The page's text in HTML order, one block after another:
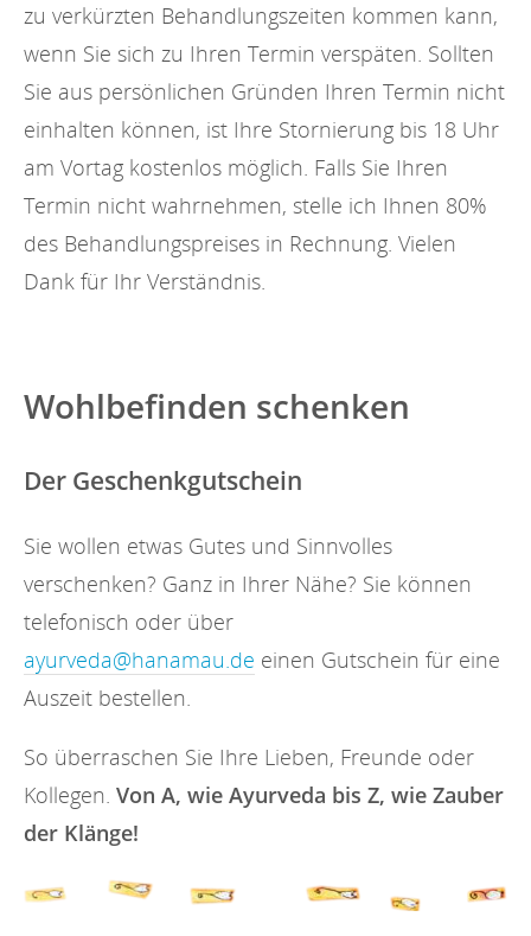
zu verkürzten Behandlungszeiten kommen kann,
wenn Sie sich zu Ihren Termin verspäten. Sollten
Sie aus persönlichen Gründen Ihren Termin nicht
einhalten können, ist Ihre Stornierung bis 18 Uhr
am Vortag kostenlos möglich. Falls Sie Ihren
Termin nicht wahrnehmen, stelle ich Ihnen 80%
des Behandlungspreises in Rechnung. Vielen
Dank für Ihr Verständnis.
Wohlbefinden schenken
Der Geschenkgutschein
Sie wollen etwas Gutes und Sinnvolles
verschenken? Ganz in Ihrer Nähe? Sie können
telefonisch oder über
ayurveda@hanamau.de einen Gutschein für eine
Auszeit bestellen.
So überraschen Sie Ihre Lieben, Freunde oder
Kollegen. Von A, wie Ayurveda bis Z, wie Zauber
der Klänge!